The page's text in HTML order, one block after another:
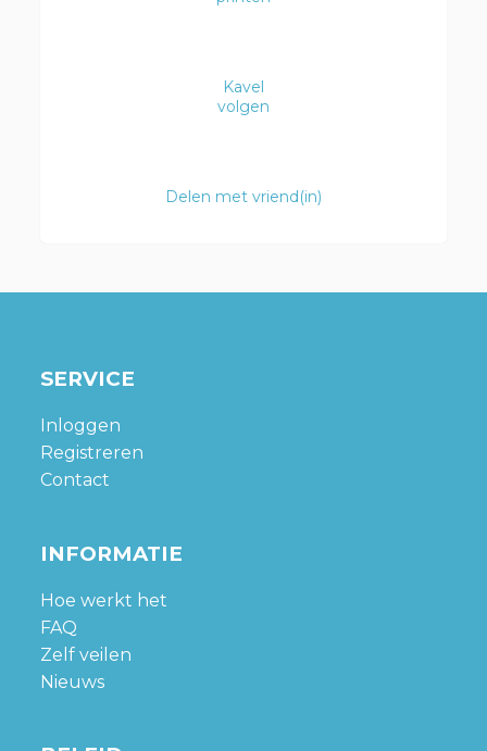
Kavel
volgen
Delen met vriend(in)
SERVICE
Inloggen
Registreren
Contact
INFORMATIE
Hoe werkt het
FAQ
Zelf veilen
Nieuws